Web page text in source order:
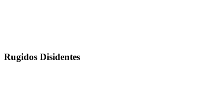
Rugidos Disidentes